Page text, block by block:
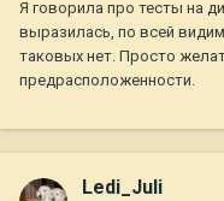
Я говорила про тесты на
выразилась, по всей
таковых нет. Просто
предрасположенности.
Ledi_Juli